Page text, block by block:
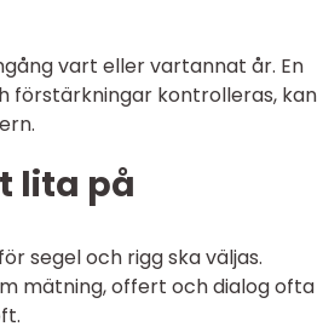
vart eller vartannat år. En
förstärkningar kontrolleras, kan
lita på
segel och rigg ska väljas.
mätning, offert och dialog ofta